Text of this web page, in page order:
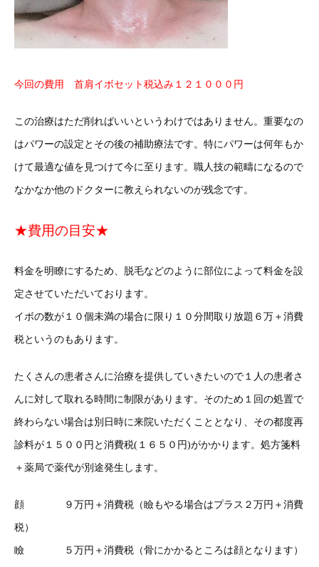
今回の費用 首肩イボセット税込み１２１０００円
この治療はただ削ればいいというわけではありません。重要なの
はパワーの設定とその後の補助療法です。特にパワーは何年もか
けて最適な値を見つけて今に至ります。職人技の範疇になるので
なかなか他のドクターに教えられないのが残念です。
★費用の目安★
料金を明瞭にするため、脱毛などのように部位によって料金を設
定させていただいております。
イボの数が１０個未満の場合に限り１０分間取り放題６万＋消費
税というのもあります。
たくさんの患者さんに治療を提供していきたいので１人の患者さ
んに対して取れる時間に制限があります。そのため１回の処置で
終わらない場合は別日時に来院いただくこととなり、その都度再
診料が１５００円と消費税(１６５０円)がかかります。処方箋料
＋薬局で薬代が別途発生します。
顔 ９万円＋消費税（瞼もやる場合はプラス２万円＋消費
税）
瞼 ５万円＋消費税（骨にかかるところは顔となります）